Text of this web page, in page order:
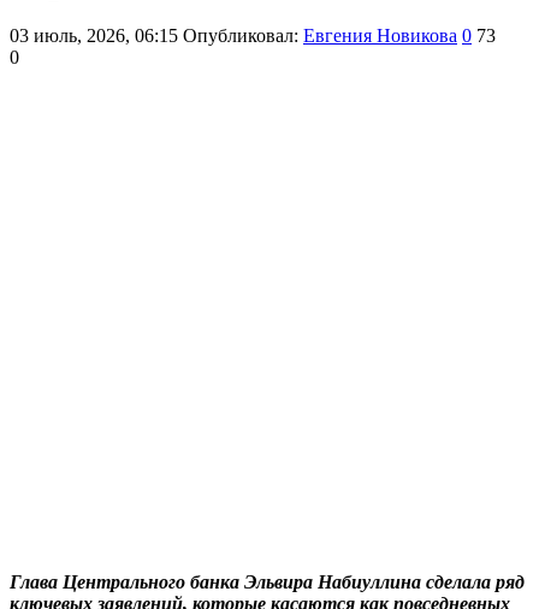
03 июль, 2026, 06:15 Опубликовал: Евгения Новикова 0 73
0
Глава Центрального банка Эльвира Набиуллина сделала ряд
ключевых заявлений, которые касаются как повседневных